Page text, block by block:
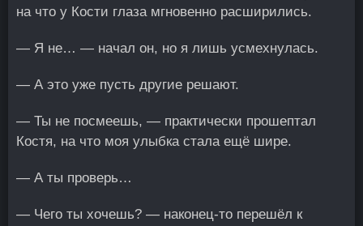
на что у Кости глаза мгновенно расширились.
— Я не… — начал он, но я лишь усмехнулась.
— А это уже пусть другие решают.
— Ты не посмеешь, — практически прошептал
Костя, на что моя улыбка стала ещё шире.
— А ты проверь…
— Чего ты хочешь? — наконец-то перешёл к